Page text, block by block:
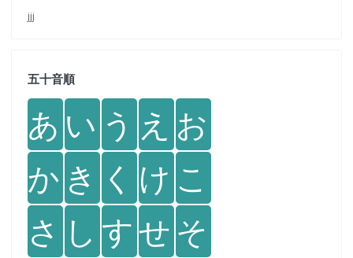
jjj
五十音順
あ い う え お
か き く け こ
さ し すせ そ